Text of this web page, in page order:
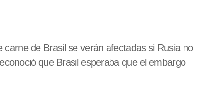
de Brasil se verán afectadas si Rusia no
que Brasil esperaba que el embargo